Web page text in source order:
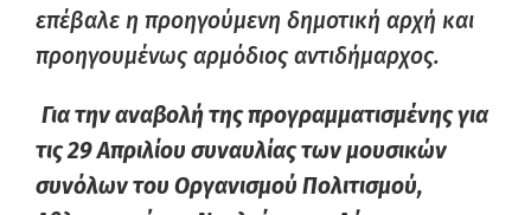
επέβαλε η προηγούμενη δημοτική αρχή και
προηγουμένως αρμόδιος αντιδήμαρχος.
Για την αναβολή της προγραμματισμένης για
τις 29 Απριλίου συναυλίας των μουσικών
συνόλων του Οργανισμού Πολιτισμού,